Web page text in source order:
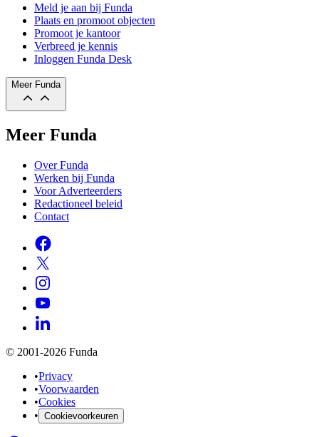
Meld je aan bij Funda
Plaats en promoot objecten
Promoot je kantoor
Verbreed je kennis
Inloggen Funda Desk
Meer Funda
Meer Funda
Over Funda
Werken bij Funda
Voor Adverteerders
Redactioneel beleid
Contact
© 2001-2026 Funda
•Privacy
•Voorwaarden
•Cookies
• Cookievoorkeuren